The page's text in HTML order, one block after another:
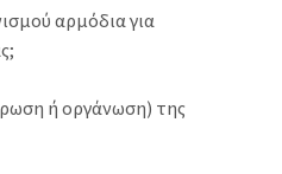
αρμόδια για
ή οργάνωση) της